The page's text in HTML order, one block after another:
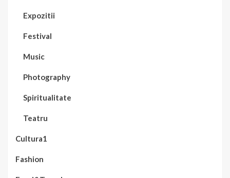
Expozitii
Festival
Music
Photography
Spiritualitate
Teatru
Cultura1
Fashion